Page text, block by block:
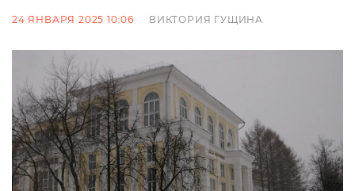
24 ЯНВАРЯ 2025 10:06 ВИКТОРИЯ ГУЩИНА